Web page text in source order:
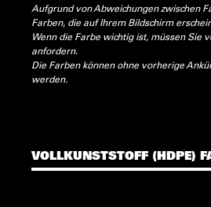
Aufgrund von Abweichungen zwischen
Farben, die auf Ihrem Bildschirm
Wenn die Farbe wichtig ist, müssen Sie
anfordern.
Die Farben können ohne vorherige
werden.
VOLLKUNSTSTOFF (HDPE)